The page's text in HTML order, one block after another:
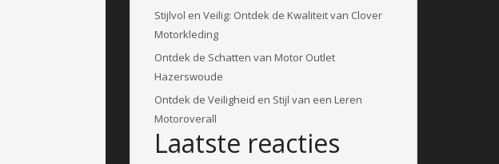
Stijlvol en Veilig: Ontdek de Kwaliteit van Clover
Motorkleding
Ontdek de Schatten van Motor Outlet
Hazerswoude
Ontdek de Veiligheid en Stijl van een Leren
Motoroverall
Laatste reacties